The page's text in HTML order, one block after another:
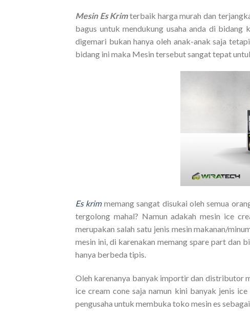
Mesin Es Krimterbaik harga murah dan
bagus untuk mendukung usaha anda di bidang
digemari bukan hanya oleh anak-anak saja
bidang ini maka Mesin tersebut sangat tepat
Es krimmemang sangat disukai oleh semua
tergolong mahal? Namun adakah mesin ice
merupakan salah satu jenis mesin makanan/
mesin ini, di karenakan memang spare part dan
hanya berbeda tipis.
Oleh karenanya banyak importir dan distributor
ice cream cone saja namun kini banyak jenis
pengusaha untuk membuka toko mesin es